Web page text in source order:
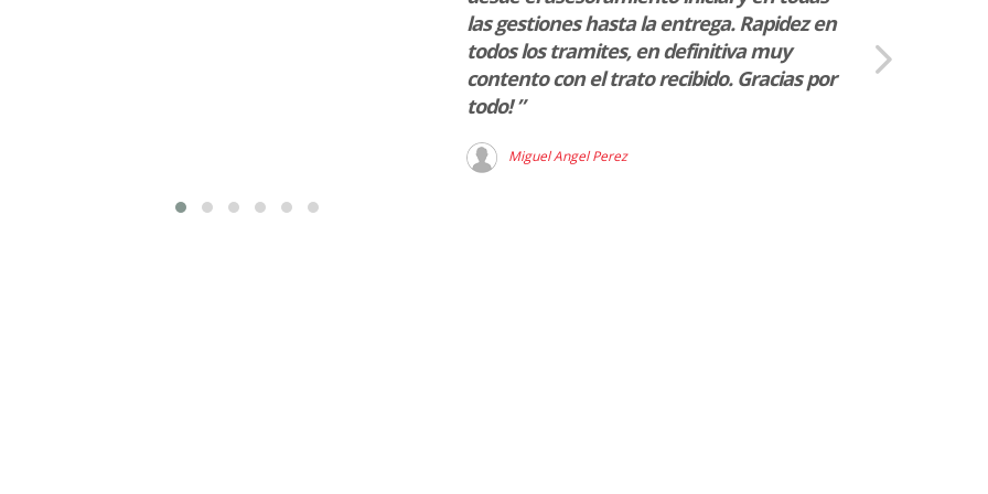
las gestiones hasta la entrega. Rapidez en
todos los tramites, en definitiva muy
contento con el trato recibido. Gracias por
todo! ”
Miguel Angel Perez